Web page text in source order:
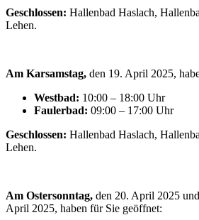
Geschlossen: Hallenbad Haslach,
Lehen.
Am Karsamstag, den 19. April 2025,
Westbad: 10:00 – 18:00 Uhr
Faulerbad: 09:00 – 17:00 Uhr
Geschlossen: Hallenbad Haslach,
Lehen.
Am Ostersonntag, den 20. April 2025 und
April 2025, haben für Sie geöffnet: